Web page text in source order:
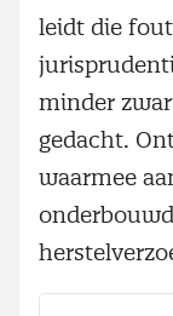
leidt die
minder
gedacht.
waarmee